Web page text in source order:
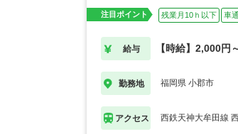
注目ポイント 残業月10ｈ以下 車
給与 【時給】2,000円
勤務地 福岡県 小郡市
アクセス 西鉄天神大牟田線